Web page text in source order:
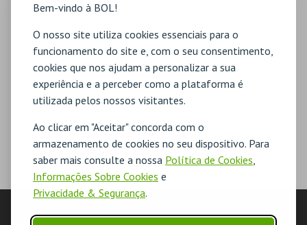
Bem-vindo à BOL!
O nosso site utiliza cookies essenciais para o
funcionamento do site e, com o seu consentimento,
cookies que nos ajudam a personalizar a sua
experiência e a perceber como a plataforma é
utilizada pelos nossos visitantes.
Ao clicar em "Aceitar" concorda com o
armazenamento de cookies no seu dispositivo. Para
saber mais consulte a nossa Política de Cookies,
Informações Sobre Cookies e
Privacidade & Segurança.
LOJA